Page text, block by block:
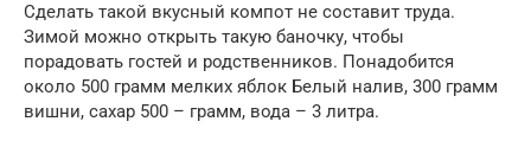
Сделать такой вкусный компот не составит труда.
Зимой можно открыть такую баночку, чтобы
порадовать гостей и родственников. Понадобится
около 500 грамм мелких яблок Белый налив, 300 грамм
вишни, сахар 500 – грамм, вода – 3 литра.